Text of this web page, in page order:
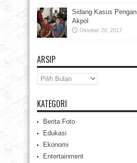
Sidang Kasus
Akpol
Oktober 20, 2017
ARSIP
Arsip
KATEGORI
Berita Foto
Edukasi
Ekonomi
Entertainment